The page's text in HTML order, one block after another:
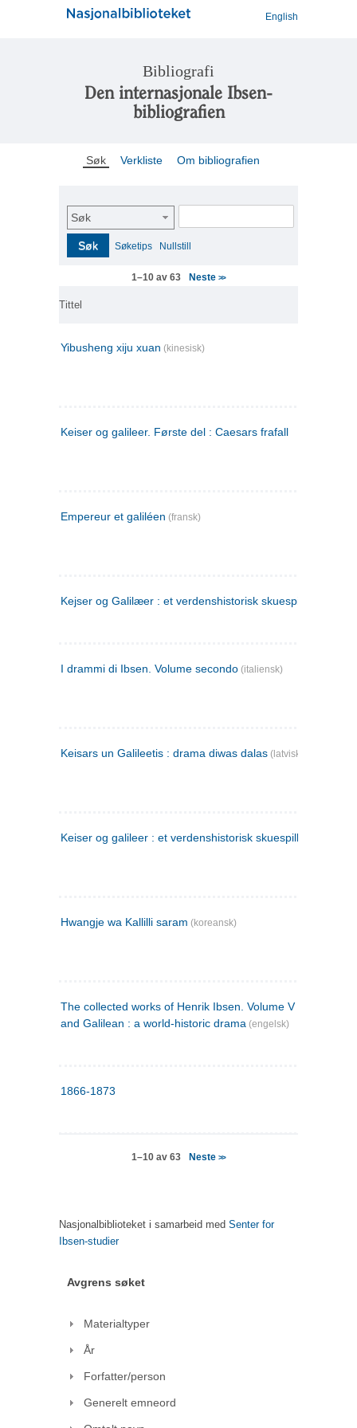
English
Bibliografi
Den internasjonale Ibsen-
bibliografien
Søk Verkliste Om bibliografien
Søk
Søk Søketips Nullstill
1–10 av 63 Neste>>
Tittel
Yibusheng xiju xuan (kinesisk)
Keiser og galileer. Første del : Caesars frafall
Empereur et galiléen (fransk)
Kejser og Galilæer : et verdenshistorisk skuespil
I drammi di Ibsen. Volume secondo (italiensk)
Keisars un Galileetis : drama diwas dalas (latvisk)
Keiser og galileer : et verdenshistorisk skuespill (1873)
Hwangje wa Kallilli saram (koreansk)
The collected works of Henrik Ibsen. Volume V : Emperor
and Galilean : a world-historic drama (engelsk)
1866-1873
1–10 av 63 Neste>>
Nasjonalbiblioteket i samarbeid med Senter for
Ibsen-studier
Avgrens søket
Materialtyper
År
Forfatter/person
Generelt emneord